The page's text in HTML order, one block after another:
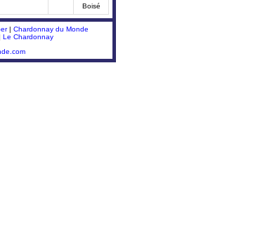
Boisé
| Chardonnay du Monde
Le Chardonnay